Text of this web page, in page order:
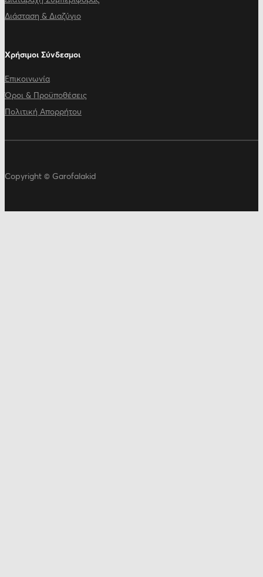
Διάσταση & Διαζύγιο
Χρήσιμοι Σύνδεσμοι
Επικοινωνία
Όροι & Προϋποθέσεις
Πολιτική Απορρήτου
Copyright © Garofalakid